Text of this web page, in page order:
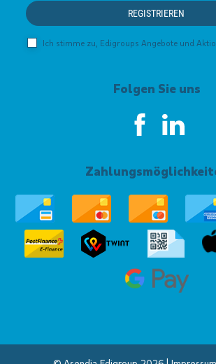
REGISTRIEREN
Ich stimme zu, Edigroups Angebote und
Folgen Sie uns